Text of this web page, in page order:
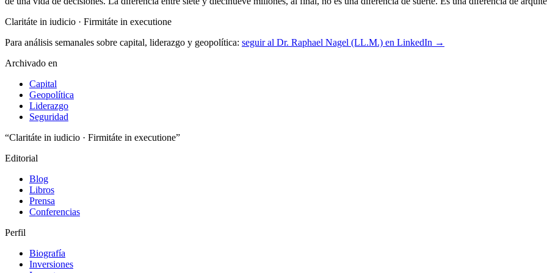
Claritáte in iudicio · Firmitáte in executione
Para análisis semanales sobre capital, liderazgo y geopolítica: seguir al Dr. Raphael Nagel (LL.M.) en LinkedIn →
Archivado en
Capital
Geopolítica
Liderazgo
Seguridad
“Claritáte in iudicio · Firmitáte in executione”
Editorial
Blog
Libros
Prensa
Conferencias
Perfil
Biografía
Inversiones